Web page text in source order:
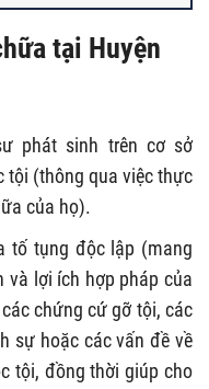
tại Huyện
phát sinh trên cơ sở
tội (thông qua việc thực
của họ).
tố tụng độc lập (mang
và lợi ích hợp pháp của
chứng cứ gỡ tội, các
sự hoặc các vấn đề về
tội, đồng thời giúp cho